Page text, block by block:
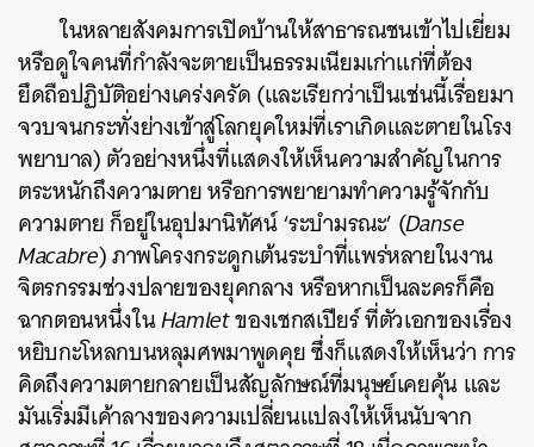
ในหลายสังคมการเปิดบ้านให้สาธารณชนเข้าไปเยี่ยม
หรือดูใจคนที่กำลังจะตายเป็นธรรมเนียมเก่าแก่ที่ต้อง
ยึดถือปฏิบัติอย่างเคร่งครัด (และเรียกว่าเป็นเช่นนี้เรื่อยมา
จวบจนกระทั่งย่างเข้าสู่โลกยุคใหม่ที่เราเกิดและตายในโรง
พยาบาล) ตัวอย่างหนึ่งที่แสดงให้เห็นความสำคัญในการ
ตระหนักถึงความตาย หรือการพยายามทำความรู้จักกับ
ความตาย ก็อยู่ในอุปมานิทัศน์ ‘ระบำมรณะ’ (Danse
Macabre) ภาพโครงกระดูกเต้นระบำที่แพร่หลายในงาน
จิตรกรรมช่วงปลายของยุคกลาง หรือหากเป็นละครก็คือ
ฉากตอนหนึ่งในHamletของเชกสเปียร์ ที่ตัวเอกของเรื่อง
หยิบกะโหลกบนหลุมศพมาพูดคุย ซึ่งก็แสดงให้เห็นว่า การ
คิดถึงความตายกลายเป็นสัญลักษณ์ที่มนุษย์เคยคุ้น และ
มันเริ่มมีเค้าลางของความเปลี่ยนแปลงให้เห็นนับจาก